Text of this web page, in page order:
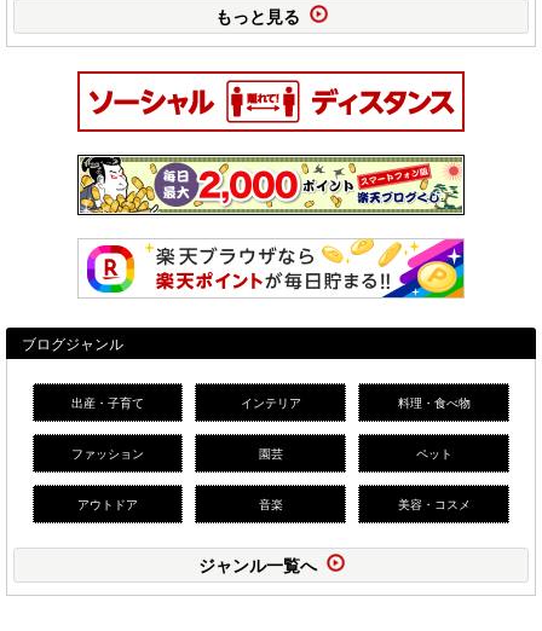
もっと見る
ブログジャンル
出産・子育て インテリア 料理・食べ物
ファッション 園芸 ペット
アウトドア 音楽 美容・コスメ
ジャンル一覧へ